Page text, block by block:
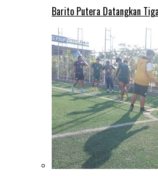
Barito Putera Datangkan